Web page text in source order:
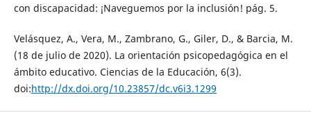
con discapacidad: ¡Naveguemos por la inclusión! pág. 5.
Velásquez, A., Vera, M., Zambrano, G., Giler, D., & Barcia, M.
(18 de julio de 2020). La orientación psicopedagógica en el
ámbito educativo. Ciencias de la Educación, 6(3).
doi:http://dx.doi.org/10.23857/dc.v6i3.1299